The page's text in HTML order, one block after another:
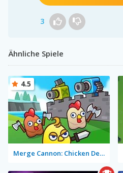
3
Ähnliche Spiele
Merge Cannon: Chicken Defense
4.5